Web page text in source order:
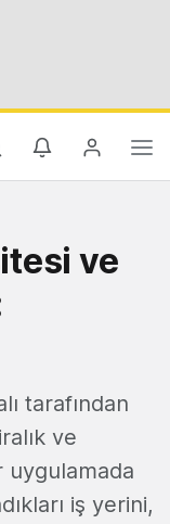
ve
tarafından
ve
uygulamada
iş yerini,